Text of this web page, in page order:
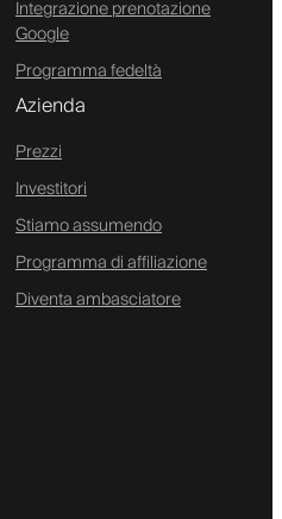
Integrazione prenotazione
Google
Programma fedeltà
Azienda
Prezzi
Investitori
Stiamo assumendo
Programma di affiliazione
Diventa ambasciatore